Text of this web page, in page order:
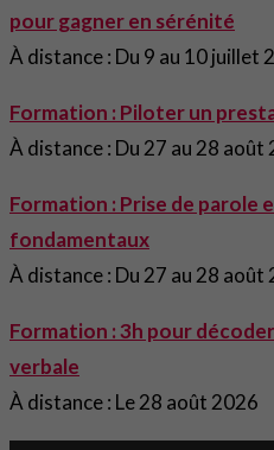
pour gagner en sérénité
À distance : Du 9 au 10 juillet
Formation : Piloter un
À distance : Du 27 au 28 août
Formation : Prise de parole
fondamentaux
À distance : Du 27 au 28 août
Formation : 3h pour
verbale
À distance : Le 28 août 2026